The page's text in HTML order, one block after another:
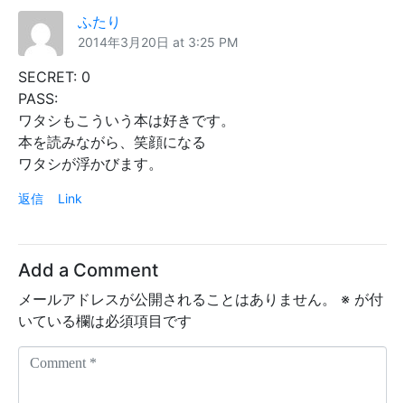
ふたり
2014年3月20日 at 3:25 PM
SECRET: 0
PASS:
ワタシもこういう本は好きです。
本を読みながら、笑顔になる
ワタシが浮かびます。
返信 Link
Add a Comment
メールアドレスが公開されることはありません。 ※ が付
いている欄は必須項目です